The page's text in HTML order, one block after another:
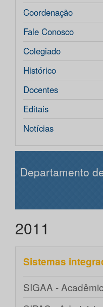
Coordenação
Fale Conosco
Colegiado
Histórico
Docentes
Editais
Notícias
Departamento
2011
Sistemas
SIGAA -